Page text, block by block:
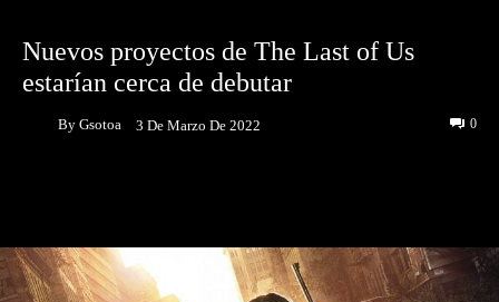
Nuevos proyectos de The Last of Us
estarían cerca de debutar
By Gsotoa 3 De Marzo De 2022 0